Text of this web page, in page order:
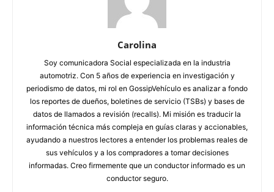
Carolina
Soy comunicadora Social especializada en la industria
automotriz. Con 5 años de experiencia en investigación y
periodismo de datos, mi rol en GossipVehículo es analizar a fondo
los reportes de dueños, boletines de servicio (TSBs) y bases de
datos de llamados a revisión (recalls). Mi misión es traducir la
información técnica más compleja en guías claras y accionables,
ayudando a nuestros lectores a entender los problemas reales de
sus vehículos y a los compradores a tomar decisiones
informadas. Creo firmemente que un conductor informado es un
conductor seguro.